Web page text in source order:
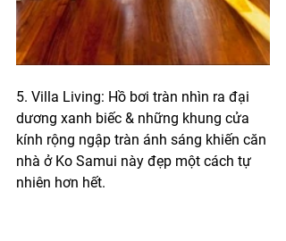
5. Villa Living: Hồ bơi tràn nhìn ra đại
dương xanh biếc & những khung cửa
kính rộng ngập tràn ánh sáng khiến căn
nhà ở Ko Samui này đẹp một cách tự
nhiên hơn hết.